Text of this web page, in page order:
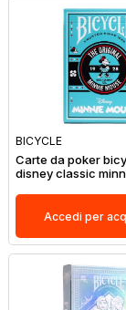
BICYCLE
Carte da poker
disney classic
Accedi per